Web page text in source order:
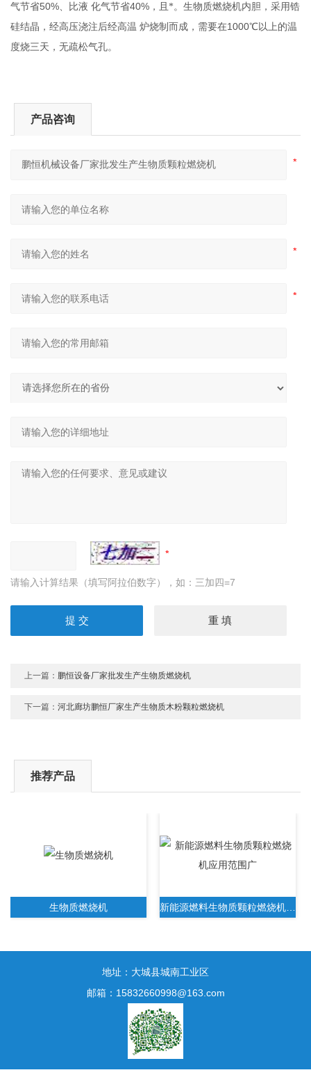
气节省50%、比液 化气节省40% ，且*。生物质燃烧机内胆，采用锆
硅结晶，经高压浇注后经高温 炉烧制而成，需要在1000℃以上的温
度烧三天，无疏松气孔。
产品咨询
请输入计算结果（填写阿拉伯数字），如：三加四=7
上一篇： 鹏恒设备厂家批发生产生物质燃烧机
下一篇：河北廊坊鹏恒厂家生产生物质木粉颗粒燃烧机
推荐产品
生物质燃烧机 新能源燃料生物质颗粒燃烧机应用范围广
新一代生物质木屑颗粒燃烧机无需人工操作
地址：大城县城南工业区
邮箱：15832660998@163.com